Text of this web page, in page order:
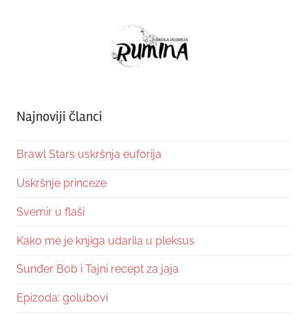
Najnoviji članci
Brawl Stars uskršnja euforija
Uskršnje princeze
Svemir u flaši
Kako me je knjiga udarila u pleksus
Sunđer Bob i Tajni recept za jaja
Epizoda: golubovi